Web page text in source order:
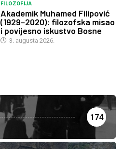
FILOZOFIJA
Akademik Muhamed Filipović
(1929–2020): filozofska misao
i povijesno iskustvo Bosne
3. augusta 2026.
174